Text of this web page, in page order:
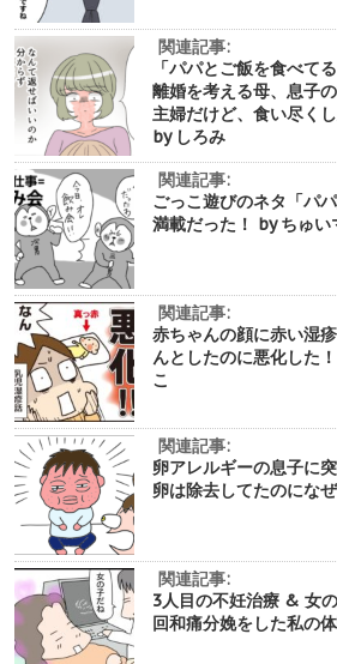
関連記事:
「パパとご飯を食べて
離婚を考える母、息子
主婦だけど、食い尽く
by しろみ
関連記事:
ごっこ遊びのネタ「パ
満載だった！ by ちゅい
関連記事:
赤ちゃんの顔に赤い湿
んとしたのに悪化した
こ
関連記事:
卵アレルギーの息子に
卵は除去してたのにな
関連記事:
3人目の不妊治療 & 女
回和痛分娩をした私の